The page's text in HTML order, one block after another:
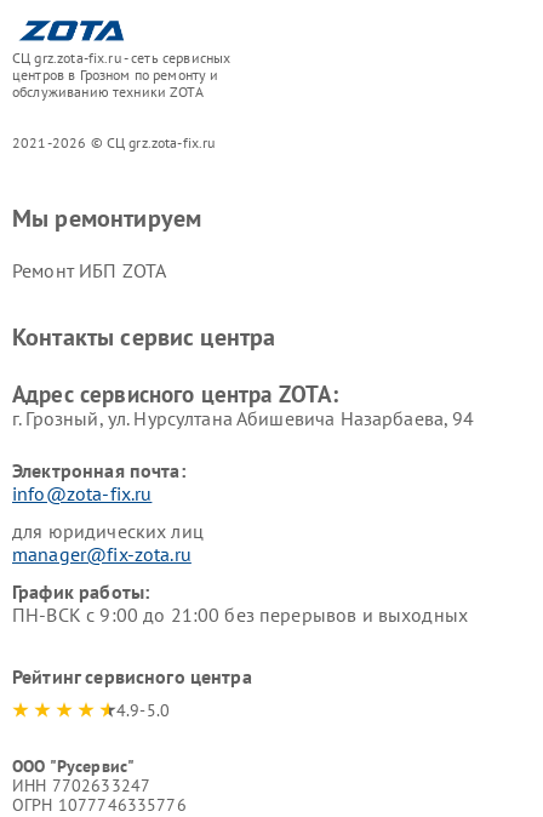
СЦ grz.zota-fix.ru - сеть сервисных
центров в Грозном по ремонту и
обслуживанию техники ZOTA
2021-2026 © СЦ grz.zota-fix.ru
Мы ремонтируем
Ремонт ИБП ZOTA
Контакты сервис центра
Адрес сервисного центра ZOTA:
г. Грозный, ул. Нурсултана Абишевича Назарбаева, 94
Электронная почта:
info@zota-fix.ru
для юридических лиц
manager@fix-zota.ru
График работы:
ПН-ВСК с 9:00 до 21:00 без перерывов и выходных
Рейтинг сервисного центра
4.9-5.0
ООО "Русервис"
ИНН 7702633247
ОГРН 1077746335776